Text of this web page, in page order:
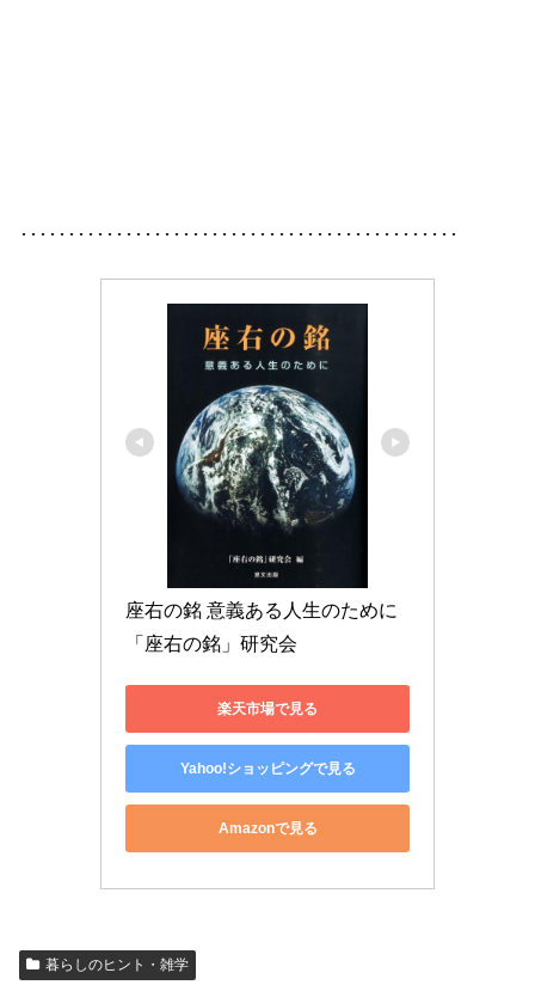
･･････････････････････････････････････････････
座右の銘 意義ある人生のために
「座右の銘」研究会
楽天市場で見る
Yahoo!ショッピングで見る
Amazonで見る
暮らしのヒント・雑学